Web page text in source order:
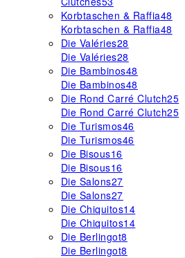
Korbtaschen & Raffia48
Korbtaschen & Raffia48
Die Valéries28
Die Valéries28
Die Bambinos48
Die Bambinos48
Die Rond Carré Clutch25
Die Rond Carré Clutch25
Die Turismos46
Die Turismos46
Die Bisous16
Die Bisous16
Die Salons27
Die Salons27
Die Chiquitos14
Die Chiquitos14
Die Berlingot8
Die Berlingot8